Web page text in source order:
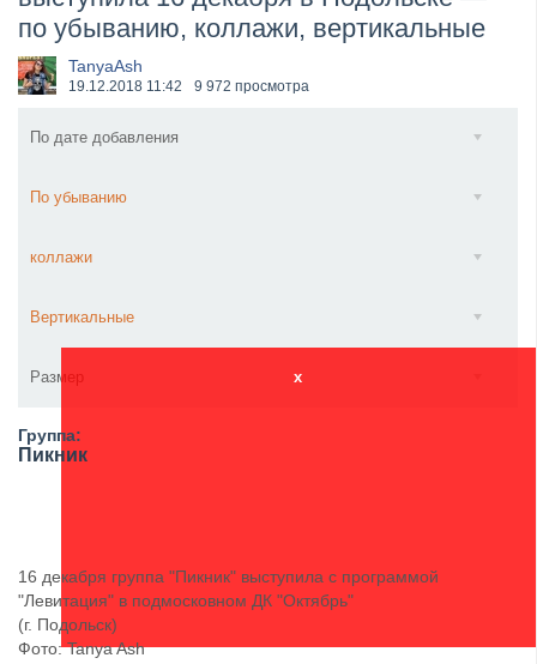
​Anthrax выпустили новый сингл и клип «Everybod...
по убыванию, коллажи, вертикальные
TanyaAsh
19.12.2018 11:42 9 972 просмотра
По дате добавления
По убыванию
коллажи
Вертикальные
Размер x
Группа:
Пикник
16 декабря группа "Пикник" выступила с программой
"Левитация" в подмосковном ДК "Октябрь"
(г. Подольск)
Фото: Tanya Ash